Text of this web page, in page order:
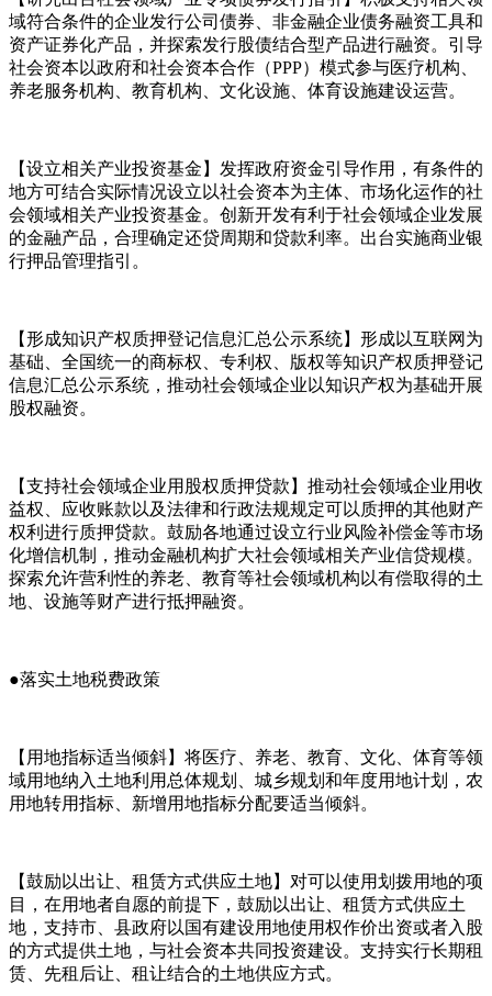
域符合条件的企业发行公司债券、非金融企业债务融资工具和
资产证券化产品，并探索发行股债结合型产品进行融资。引导
社会资本以政府和社会资本合作（PPP）模式参与医疗机构、
养老服务机构、教育机构、文化设施、体育设施建设运营。
【设立相关产业投资基金】发挥政府资金引导作用，有条件的
地方可结合实际情况设立以社会资本为主体、市场化运作的社
会领域相关产业投资基金。创新开发有利于社会领域企业发展
的金融产品，合理确定还贷周期和贷款利率。出台实施商业银
行押品管理指引。
【形成知识产权质押登记信息汇总公示系统】形成以互联网为
基础、全国统一的商标权、专利权、版权等知识产权质押登记
信息汇总公示系统，推动社会领域企业以知识产权为基础开展
股权融资。
【支持社会领域企业用股权质押贷款】推动社会领域企业用收
益权、应收账款以及法律和行政法规规定可以质押的其他财产
权利进行质押贷款。鼓励各地通过设立行业风险补偿金等市场
化增信机制，推动金融机构扩大社会领域相关产业信贷规模。
探索允许营利性的养老、教育等社会领域机构以有偿取得的土
地、设施等财产进行抵押融资。
●落实土地税费政策
【用地指标适当倾斜】将医疗、养老、教育、文化、体育等领
域用地纳入土地利用总体规划、城乡规划和年度用地计划，农
用地转用指标、新增用地指标分配要适当倾斜。
【鼓励以出让、租赁方式供应土地】对可以使用划拨用地的项
目，在用地者自愿的前提下，鼓励以出让、租赁方式供应土
地，支持市、县政府以国有建设用地使用权作价出资或者入股
的方式提供土地，与社会资本共同投资建设。支持实行长期租
赁、先租后让、租让结合的土地供应方式。